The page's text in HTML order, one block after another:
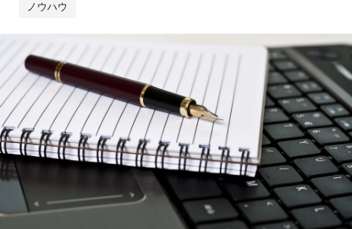
ノウハウ